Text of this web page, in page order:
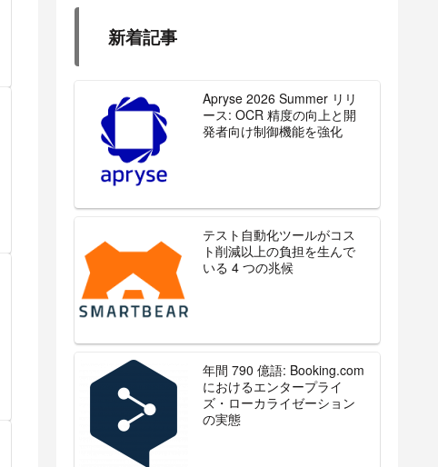
新着記事
Apryse 2026 Summer リリ
ース: OCR 精度の向上と開
発者向け制御機能を強化
テスト自動化ツールがコス
ト削減以上の負担を生んで
いる 4 つの兆候
年間 790 億語: Booking.com
におけるエンタープライ
ズ・ローカライゼーション
の実態